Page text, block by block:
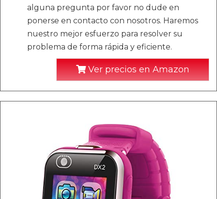
alguna pregunta por favor no dude en
ponerse en contacto con nosotros. Haremos
nuestro mejor esfuerzo para resolver su
problema de forma rápida y eficiente.
Ver precios en Amazon